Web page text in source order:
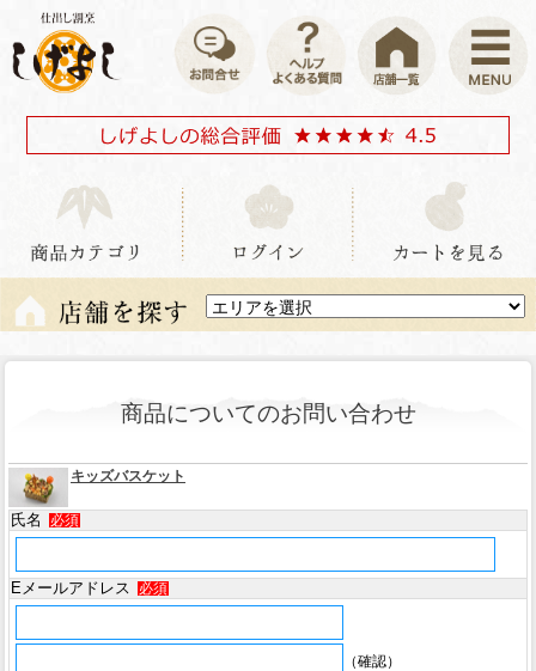
商品についてのお問い合わせ
キッズバスケット
氏名 必須
Eメールアドレス 必須
（確認）